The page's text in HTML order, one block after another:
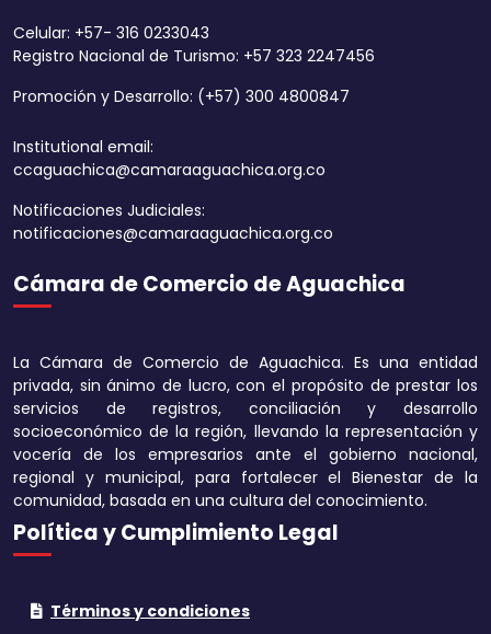
Celular: +57- 316 0233043
Registro Nacional de Turismo: +57 323 2247456
Promoción y Desarrollo: (+57) 300 4800847
Institutional email:
ccaguachica@camaraaguachica.org.co
Notificaciones Judiciales:
notificaciones@camaraaguachica.org.co
Cámara de Comercio de Aguachica
La Cámara de Comercio de Aguachica. Es una entidad
privada, sin ánimo de lucro, con el propósito de prestar los
servicios de registros, conciliación y desarrollo
socioeconómico de la región, llevando la representación y
vocería de los empresarios ante el gobierno nacional,
regional y municipal, para fortalecer el Bienestar de la
comunidad, basada en una cultura del conocimiento.
Política y Cumplimiento Legal
Términos y condiciones
Aumentar
Aumentar el
texto
Disminuir el
texto
Aumentar la